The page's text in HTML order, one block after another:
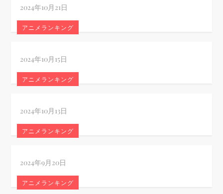
アニメランキング
アニメランキング
アニメランキング
アニメランキング